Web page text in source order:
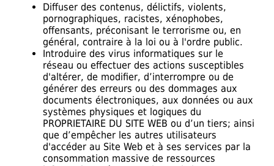
Diffuser des contenus, délictifs, violents,
pornographiques, racistes, xénophobes,
offensants, préconisant le terrorisme ou, en
général, contraire à la loi ou à l'ordre public.
Introduire des virus informatiques sur le
réseau ou effectuer des actions susceptibles
d'altérer, de modifier, d’interrompre ou de
générer des erreurs ou des dommages aux
documents électroniques, aux données ou aux
systèmes physiques et logiques du
PROPRIETAIRE DU SITE WEB ou d’un tiers; ainsi
que d’empêcher les autres utilisateurs
d'accéder au Site Web et à ses services par la
consommation massive de ressources